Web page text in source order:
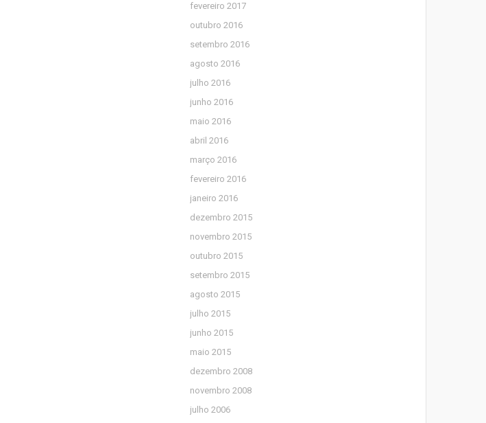
fevereiro 2017
outubro 2016
setembro 2016
agosto 2016
julho 2016
junho 2016
maio 2016
abril 2016
março 2016
fevereiro 2016
janeiro 2016
dezembro 2015
novembro 2015
outubro 2015
setembro 2015
agosto 2015
julho 2015
junho 2015
maio 2015
dezembro 2008
novembro 2008
julho 2006